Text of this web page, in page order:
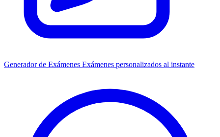
Generador de Exámenes Exámenes personalizados al instante